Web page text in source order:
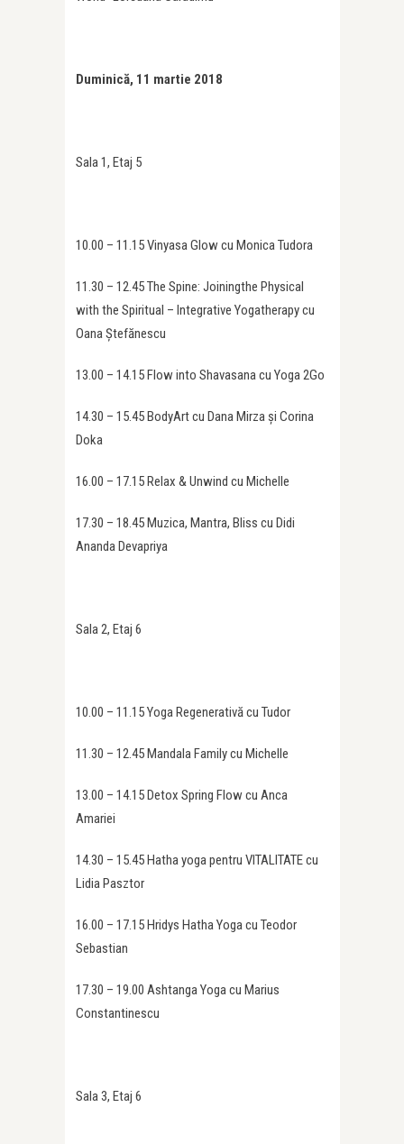
Duminică, 11 martie 2018
Sala 1, Etaj 5
10.00 – 11.15 Vinyasa Glow cu Monica Tudora
11.30 – 12.45 The Spine: Joiningthe Physical
with the Spiritual – Integrative Yogatherapy cu
Oana Ștefănescu
13.00 – 14.15 Flow into Shavasana cu Yoga 2Go
14.30 – 15.45 BodyArt cu Dana Mirza și Corina
Doka
16.00 – 17.15 Relax & Unwind cu Michelle
17.30 – 18.45 Muzica, Mantra, Bliss cu Didi
Ananda Devapriya
Sala 2, Etaj 6
10.00 – 11.15 Yoga Regenerativă cu Tudor
11.30 – 12.45 Mandala Family cu Michelle
13.00 – 14.15 Detox Spring Flow cu Anca
Amariei
14.30 – 15.45 Hatha yoga pentru VITALITATE cu
Lidia Pasztor
16.00 – 17.15 Hridys Hatha Yoga cu Teodor
Sebastian
17.30 – 19.00 Ashtanga Yoga cu Marius
Constantinescu
Sala 3, Etaj 6